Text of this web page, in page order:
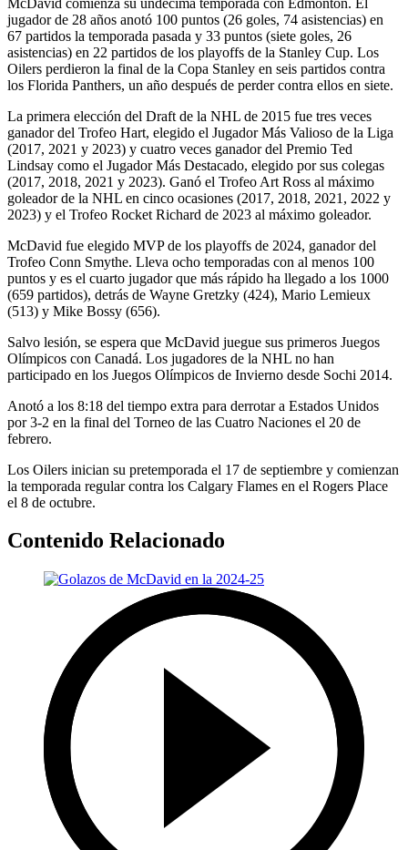
jugador de 28 años anotó 100 puntos (26 goles, 74 asistencias) en
67 partidos la temporada pasada y 33 puntos (siete goles, 26
asistencias) en 22 partidos de los playoffs de la Stanley Cup. Los
Oilers perdieron la final de la Copa Stanley en seis partidos contra
los Florida Panthers, un año después de perder contra ellos en siete.
La primera elección del Draft de la NHL de 2015 fue tres veces
ganador del Trofeo Hart, elegido el Jugador Más Valioso de la Liga
(2017, 2021 y 2023) y cuatro veces ganador del Premio Ted
Lindsay como el Jugador Más Destacado, elegido por sus colegas
(2017, 2018, 2021 y 2023). Ganó el Trofeo Art Ross al máximo
goleador de la NHL en cinco ocasiones (2017, 2018, 2021, 2022 y
2023) y el Trofeo Rocket Richard de 2023 al máximo goleador.
McDavid fue elegido MVP de los playoffs de 2024, ganador del
Trofeo Conn Smythe. Lleva ocho temporadas con al menos 100
puntos y es el cuarto jugador que más rápido ha llegado a los 1000
(659 partidos), detrás de Wayne Gretzky (424), Mario Lemieux
(513) y Mike Bossy (656).
Salvo lesión, se espera que McDavid juegue sus primeros Juegos
Olímpicos con Canadá. Los jugadores de la NHL no han
participado en los Juegos Olímpicos de Invierno desde Sochi 2014.
Anotó a los 8:18 del tiempo extra para derrotar a Estados Unidos
por 3-2 en la final del Torneo de las Cuatro Naciones el 20 de
febrero.
Los Oilers inician su pretemporada el 17 de septiembre y comienzan
la temporada regular contra los Calgary Flames en el Rogers Place
el 8 de octubre.
Contenido Relacionado